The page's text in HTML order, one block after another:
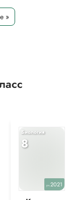
которых значения
2)
данных функций,
»
Биология
8
уч.2021